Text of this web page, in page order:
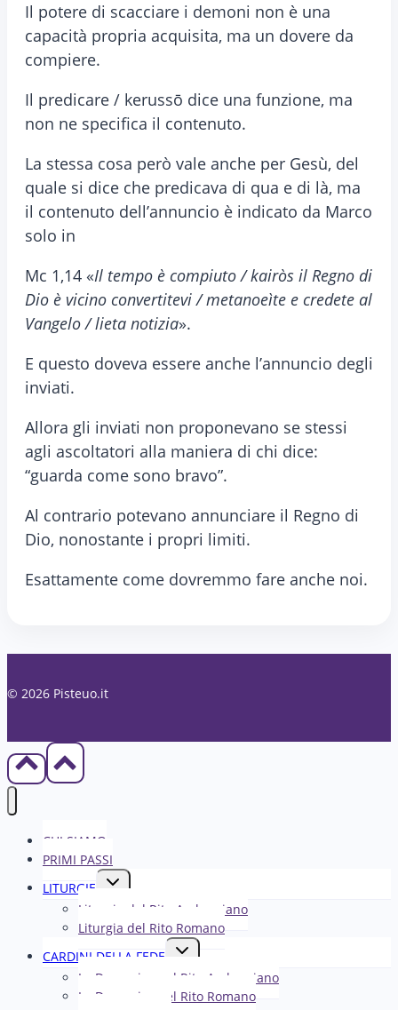
Il potere di scacciare i demoni non è una
capacità propria acquisita, ma un dovere da
compiere.
Il predicare / kerussō dice una funzione, ma
non ne specifica il contenuto.
La stessa cosa però vale anche per Gesù, del
quale si dice che predicava di qua e di là, ma
il contenuto dell’annuncio è indicato da Marco
solo in
Mc 1,14 «Il tempo è compiuto / kairòs il Regno di
Dio è vicino convertitevi / metanoeìte e credete al
Vangelo / lieta notizia».
E questo doveva essere anche l’annuncio degli
inviati.
Allora gli inviati non proponevano se stessi
agli ascoltatori alla maniera di chi dice:
“guarda come sono bravo”.
Al contrario potevano annunciare il Regno di
Dio, nonostante i propri limiti.
Esattamente come dovremmo fare anche noi.
© 2026 Pisteuo.it
CHI SIAMO
PRIMI PASSI
LITURGIE
Alterna
figlio
Liturgia del Rito Ambrosiano
Liturgia del Rito Romano
CARDINI DELLA FEDE
Alterna
figlio
La Domenica nel R​​​​​​ito Ambrosiano
La Domenica nel Rito Romano